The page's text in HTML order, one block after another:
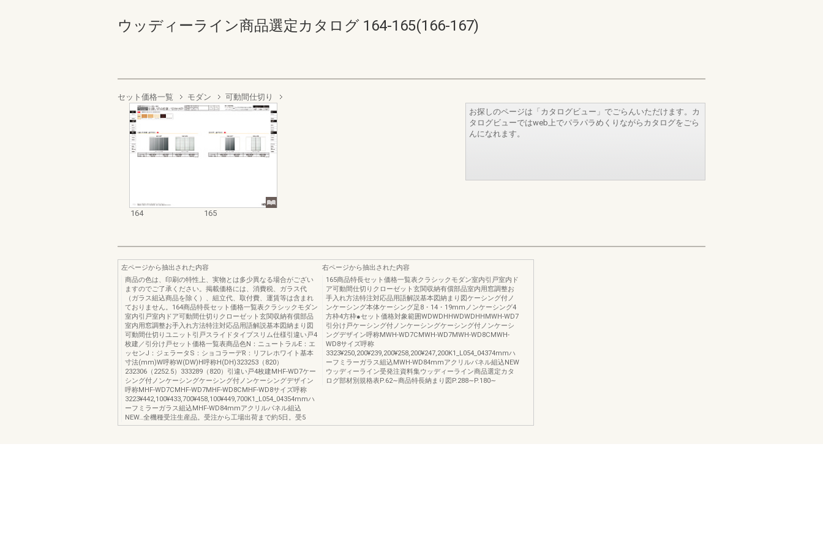
ウッディーライン商品選定カタログ 164-165(166-167)
セット価格一覧 モダン 可動間仕切り
164 165
お探しのページは「カタログビュー」でごらんいただけます。カ
タログビューではweb上でパラパラめくりながらカタログをごら
んになれます。
左ページから抽出された内容
商品の色は、印刷の特性上、実物とは多少異なる場合がござい
ますのでご了承ください。掲載価格には、消費税、ガラス代
（ガラス組込商品を除く）、組立代、取付費、運賃等は含まれ
ておりません。164商品特長セット価格一覧表クラシックモダン
室内引戸室内ドア可動間仕切りクローゼット玄関収納有償部品
室内用窓調整お手入れ方法特注対応品用語解説基本図納まり図
可動間仕切りユニット引戸スライドタイプスリム仕様引違い戸4
枚建／引分け戸セット価格一覧表商品色N：ニュートラルE：エ
ッセンJ：ジェラータS：ショコラーデR：リフレホワイト基本
寸法(mm)W呼称W(DW)H呼称H(DH)323253（820）
232306（2252.5）333289（820）引違い戸4枚建MHF-WD7ケー
シング付ノンケーシングケーシング付ノンケーシングデザイン
呼称MHF-WD7CMHF-WD7MHF-WD8CMHF-WD8サイズ呼称
3223¥442,100¥433,700¥458,100¥449,700K1_L054_04354mmハ
ーフミラーガラス組込MHF-WD84mmアクリルパネル組込
NEW…全機種受注生産品。受注から工場出荷まで約5日。受5
右ページから抽出された内容
165商品特長セット価格一覧表クラシックモダン室内引戸室内ド
ア可動間仕切りクローゼット玄関収納有償部品室内用窓調整お
手入れ方法特注対応品用語解説基本図納まり図ケーシング付ノ
ンケーシング本体ケーシング足8・14・19mmノンケーシング4
方枠4方枠●セット価格対象範囲WDWDHHWDWDHHMWH-WD7
引分け戸ケーシング付ノンケーシングケーシング付ノンケーシ
ングデザイン呼称MWH-WD7CMWH-WD7MWH-WD8CMWH-
WD8サイズ呼称
3323¥250,200¥239,200¥258,200¥247,200K1_L054_04374mmハ
ーフミラーガラス組込MWH-WD84mmアクリルパネル組込NEW
ウッディーライン受発注資料集ウッディーライン商品選定カタ
ログ部材別規格表P.62∼商品特長納まり図P.288∼P.180∼